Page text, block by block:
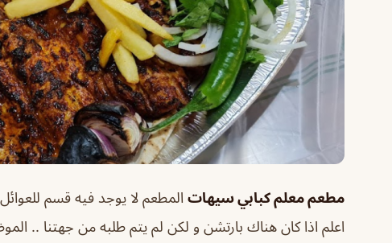
مطعم معلم كبابي سيهات المطعم لا يوجد فيه قسم
اعلم اذا كان هناك بارتشن و لكن لم يتم طلبه من جهتنا ..